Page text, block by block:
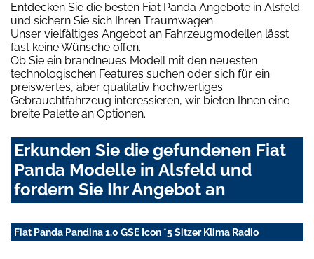
Entdecken Sie die besten Fiat Panda Angebote in Alsfeld
und sichern Sie sich Ihren Traumwagen.
Unser vielfältiges Angebot an Fahrzeugmodellen lässt
fast keine Wünsche offen.
Ob Sie ein brandneues Modell mit den neuesten
technologischen Features suchen oder sich für ein
preiswertes, aber qualitativ hochwertiges
Gebrauchtfahrzeug interessieren, wir bieten Ihnen eine
breite Palette an Optionen.
Erkunden Sie die gefundenen Fiat
Panda Modelle in Alsfeld und
fordern Sie Ihr Angebot an
Fiat Panda Pandina 1.0 GSE Icon *5 Sitzer Klima Radio